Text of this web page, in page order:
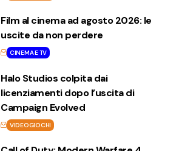
Film al cinema ad agosto 2026: le
uscite da non perdere
CINEMA E TV
Halo Studios colpita dai
licenziamenti dopo l’uscita di
Campaign Evolved
VIDEOGIOCHI